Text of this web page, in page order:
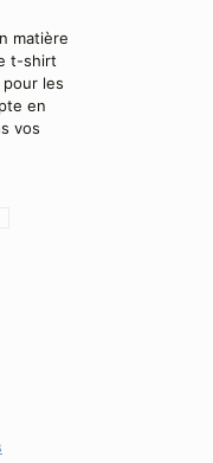
matière
t-shirt
les
en
vos